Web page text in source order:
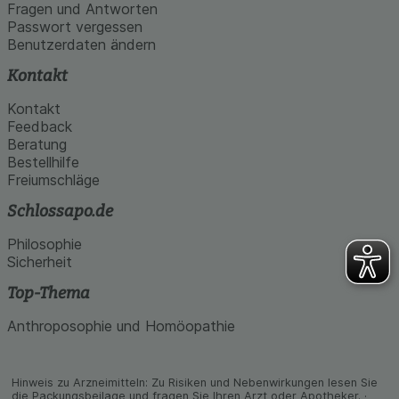
Werbung auf Drittseiten möglichst relevant für Sie
zu gestalten. Bitte beachten Sie, dass Daten
hierfür teilweise an Dritte wie z.B. Google oder
soziale Medien übertragen werden.
Fragen und Antworten
Passwort vergessen
Benutzerdaten ändern
Kontakt
Kontakt
Feedback
Beratung
Bestellhilfe
Freiumschläge
Schlossapo.de
Philosophie
Sicherheit
Top-Thema
Anthroposophie und Homöopathie
Hinweis zu Arzneimitteln: Zu Risiken und Neben­wirkungen lesen Sie
die Packungs­beilage und fragen Sie Ihren Arzt oder Apo­theker. ·